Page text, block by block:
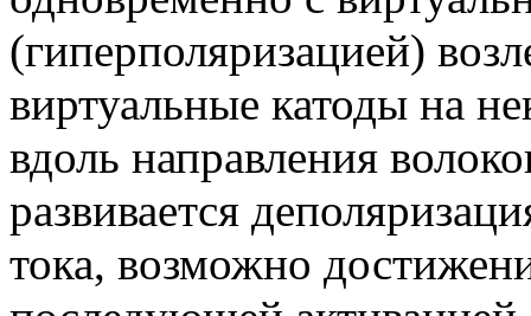
(гиперполяризацией)
виртуальные катоды на
вдоль направления
развивается
тока, возможно